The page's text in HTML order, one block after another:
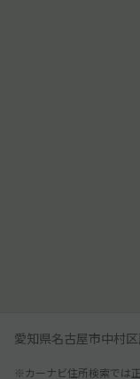
愛知県名古屋市中村
※カーナビ住所検索では